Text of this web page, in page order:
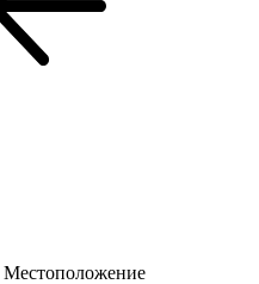
Местоположение